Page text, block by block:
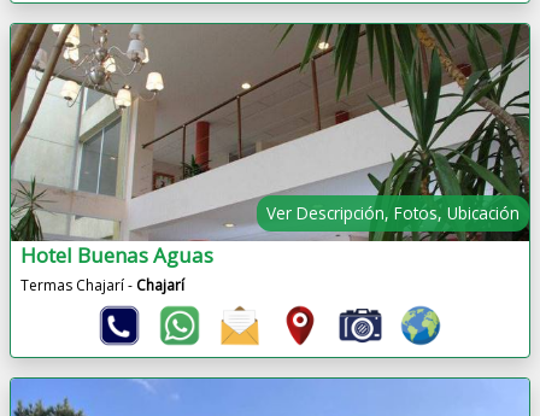
Ver Descripción, Fotos, Ubicación
Hotel Buenas Aguas
Termas Chajarí - Chajarí